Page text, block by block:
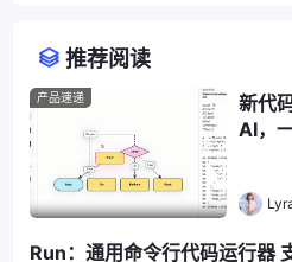
推荐阅读
产品速递
新代
AI，
Run：通用命令行代码运行器